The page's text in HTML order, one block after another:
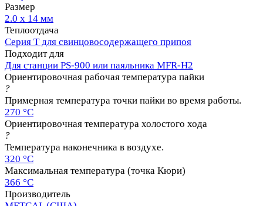
Размер
2.0 х 14 мм
Теплоотдача
Серия T для свинцовосодержащего припоя
Подходит для
Для станции PS-900 или паяльника MFR-H2
Ориентировочная рабочая температура пайки
?
Примерная температура точки пайки во время работы.
270 °C
Ориентировочная температура холостого хода
?
Температура наконечника в воздухе.
320 °C
Максимальная температура (точка Кюри)
366 °C
Производитель